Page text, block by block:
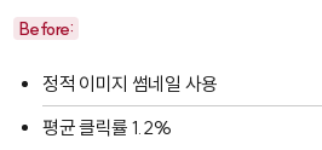
Before:
정적 이미지 썸네일 사용
평균 클릭률 1.2%